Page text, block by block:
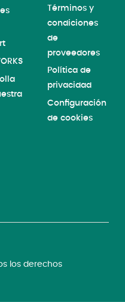
Términos y
condiciones
de
proveedores
Política de
privacidad
Configuración
de cookies
los derechos